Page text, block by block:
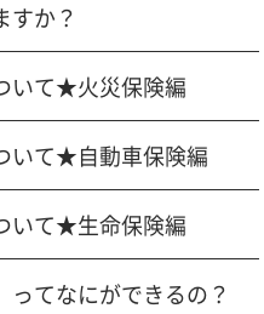
すか？
いて★火災保険編
いて★自動車保険編
いて★生命保険編
ってなにができるの？